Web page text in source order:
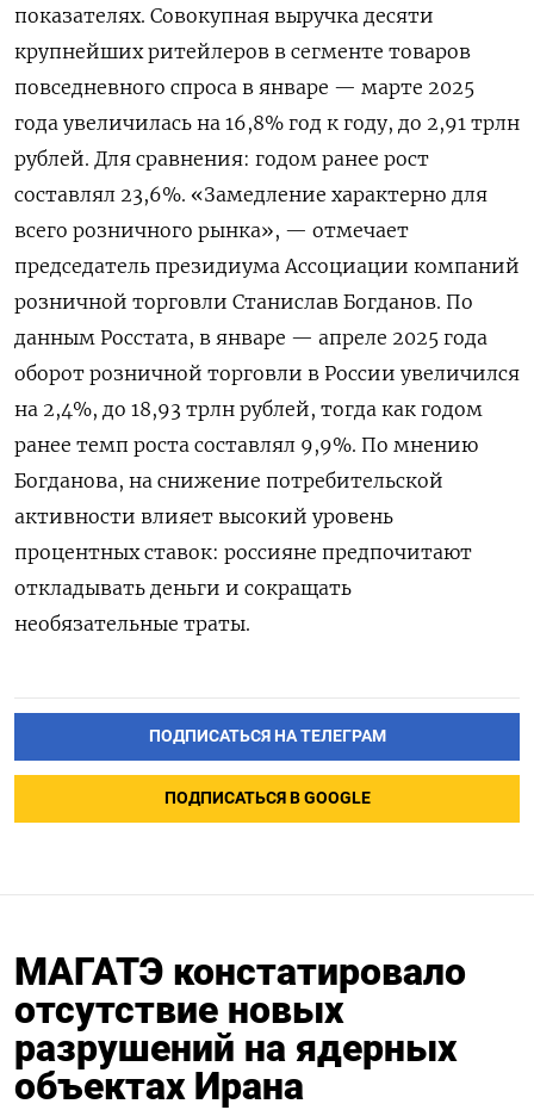
показателях. Совокупная выручка десяти
крупнейших ритейлеров в сегменте товаров
повседневного спроса в январе — марте 2025
года увеличилась на 16,8% год к году, до 2,91 трлн
рублей. Для сравнения: годом ранее рост
составлял 23,6%. «Замедление характерно для
всего розничного рынка», — отмечает
председатель президиума Ассоциации компаний
розничной торговли Станислав Богданов. По
данным Росстата, в январе — апреле 2025 года
оборот розничной торговли в России увеличился
на 2,4%, до 18,93 трлн рублей, тогда как годом
ранее темп роста составлял 9,9%. По мнению
Богданова, на снижение потребительской
активности влияет высокий уровень
процентных ставок: россияне предпочитают
откладывать деньги и сокращать
необязательные траты.
ПОДПИСАТЬСЯ НА ТЕЛЕГРАМ
ПОДПИСАТЬСЯ В GOOGLE
МАГАТЭ констатировало
отсутствие новых
разрушений на ядерных
объектах Ирана